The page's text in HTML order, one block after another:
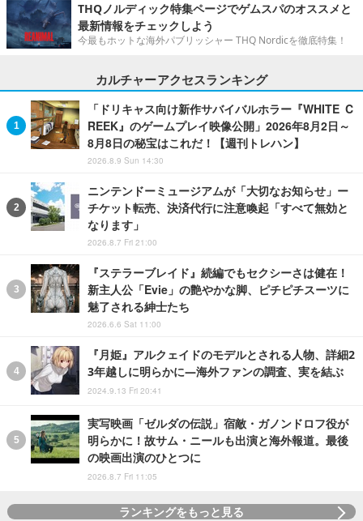
THQノルディック特集ページでゲムスパのオススメと
最新情報をチェックしよう
今最もホットな海外パブリッシャー THQ Nordicを徹底特集！
カルチャーアクセスランキング
「ドリキャス向け新作サバイバルホラー『WHITE C
REEK』のゲームプレイ映像公開」2026年8月2日～
8月8日の秘宝はこれだ！【週刊トレハン】
2026.8.9 Sun 14:30
ニンテンドーミュージアムが「大切なお知らせ」ー
チケット転売、決済代行に注意喚起「すべて無効と
なります」
2026.8.7 Fri 21:00
『ステラーブレイド』続編でもセクシーさは健在！
新主人公「Evie」の艶やかな脚、ピチピチスーツに
魅了される紳士たち
2026.6.6 Sat 11:00
『月姫』アルクェイドのモデルとされる人物、詳細2
3年越しに明らかに―海外ファンの調査、実を結ぶ
2024.9.13 Fri 20:41
実写映画「ゼルダの伝説」宿敵・ガノンドロフ役が
明らかに！故サム・ニールも出演と海外報道。最後
の映画出演のひとつに
2026.8.7 Fri 11:05
ランキングをもっと見る